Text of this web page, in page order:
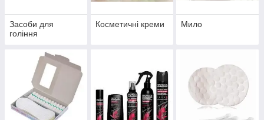
Засоби для
гоління
Косметичні креми Мило